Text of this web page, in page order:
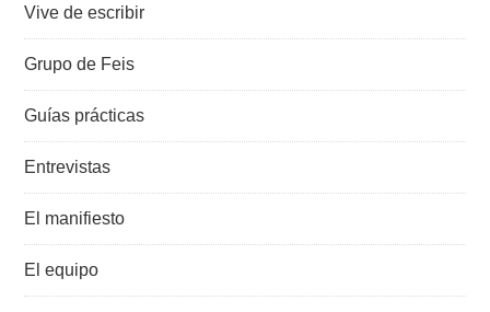
Vive de escribir
Grupo de Feis
Guías prácticas
Entrevistas
El manifiesto
El equipo